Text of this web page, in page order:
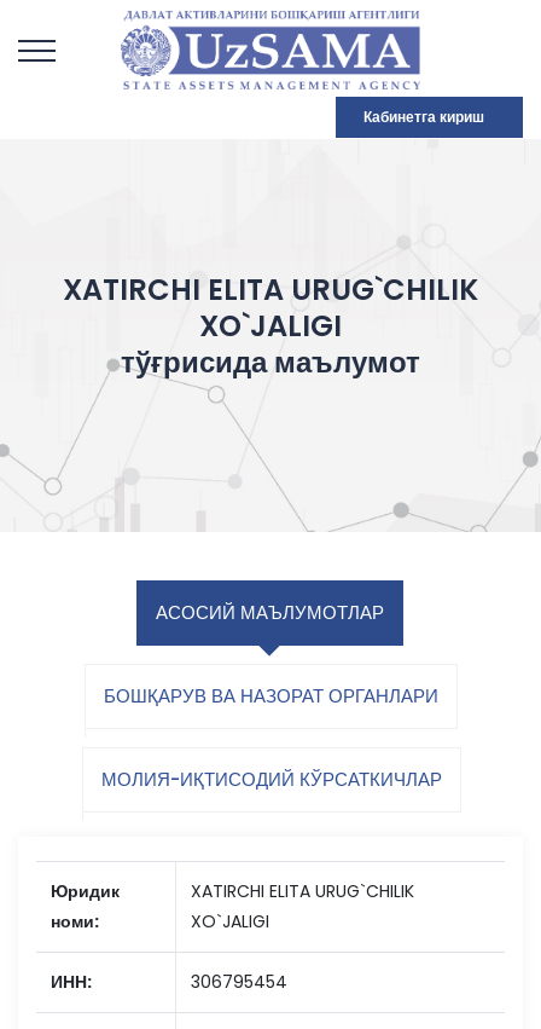
Кабинетга кириш
XATIRCHI ELITA URUG`CHILIK
XO`JALIGI
тўғрисида маълумот
АСОСИЙ МАЪЛУМОТЛАР
БОШҚАРУВ ВА НАЗОРАТ ОРГАНЛАРИ
МОЛИЯ-ИҚТИСОДИЙ КЎРСАТКИЧЛАР
Юридик
номи:
XATIRCHI ELITA URUG`CHILIK
XO`JALIGI
ИНН: 306795454